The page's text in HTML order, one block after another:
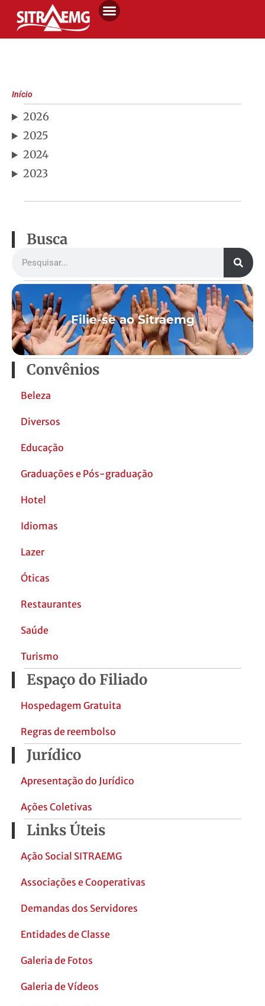
Início
2026
2025
2024
2023
Busca
Filie-se ao Sitraemg
Convênios
Beleza
Diversos
Educação
Graduações e Pós-graduação
Hotel
Idiomas
Lazer
Óticas
Restaurantes
Saúde
Turismo
Espaço do Filiado
Hospedagem Gratuita
Regras de reembolso
Jurídico
Apresentação do Jurídico
Ações Coletivas
Links Úteis
Ação Social SITRAEMG
Associações e Cooperativas
Demandas dos Servidores
Entidades de Classe
Galeria de Fotos
Galeria de Vídeos